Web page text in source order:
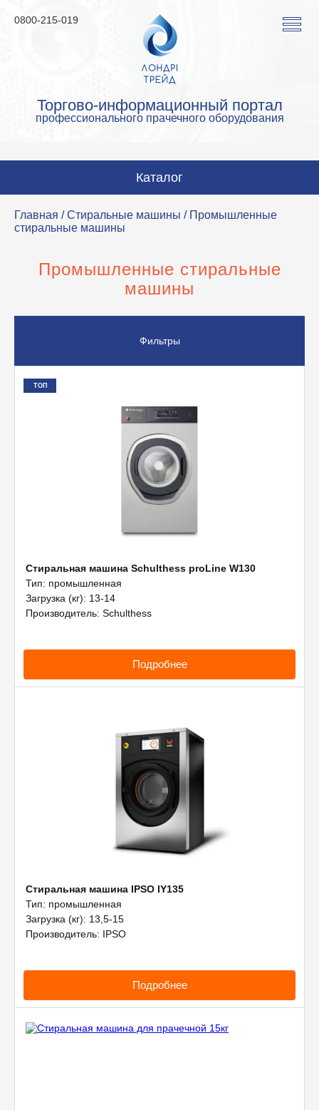
Торгово-информационный портал
профессионального прачечного оборудования
0800-215-019
Каталог
Стиральные машины
Сушильные машины
Гладильные машины
Гладильное оборудование
Аквачистка и химчистка
Вспомогательное оборудование
Главная /Стиральные машины / Промышленные
стиральные машины
Промышленные стиральные
машины
Фильтры
ТОП
Стиральная машина Schulthess proLine W130
Тип: промышленная
Загрузка (кг): 13-14
Производитель: Schulthess
Подробнее
Стиральная машина IPSO IY135
Тип: промышленная
Загрузка (кг): 13,5-15
Производитель: IPSO
Подробнее